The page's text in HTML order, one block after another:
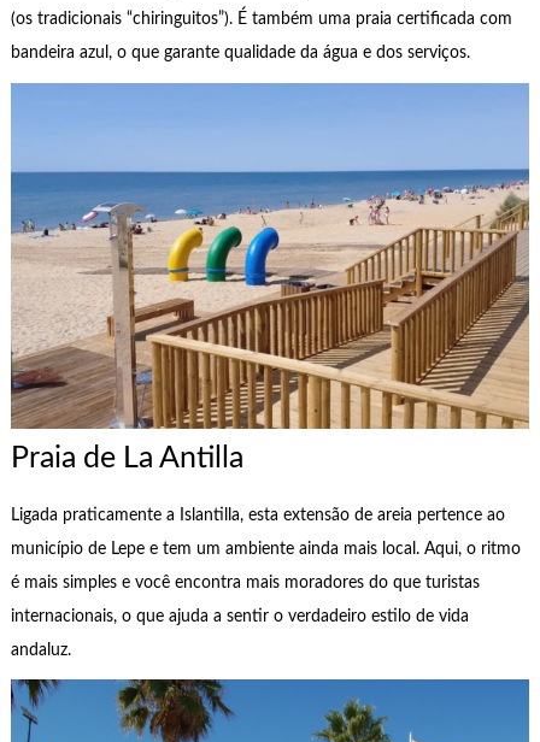
(os tradicionais “chiringuitos”). É também uma praia certificada com
bandeira azul, o que garante qualidade da água e dos serviços.
Praia de La Antilla
Ligada praticamente a Islantilla, esta extensão de areia pertence ao
município de Lepe e tem um ambiente ainda mais local. Aqui, o ritmo
é mais simples e você encontra mais moradores do que turistas
internacionais, o que ajuda a sentir o verdadeiro estilo de vida
andaluz.